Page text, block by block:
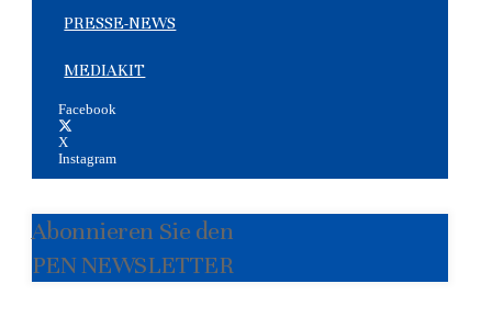
PRESSE-NEWS
MEDIAKIT
Facebook
X
Instagram
Abonnieren Sie den
PEN NEWSLETTER